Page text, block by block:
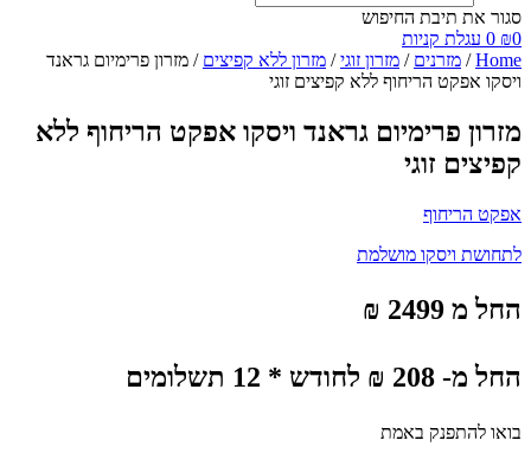
סגור את תיבת החיפוש
₪0
0 עגלת קניות
Home
/ מזרנים / מזרון זוגי/ מזרון ללא קפיצים / מזרון פרימיום גראנד
ויסקו אפקט הריחוף ללא קפיצים זוגי
מזרון פרימיום גראנד ויסקו אפקט הריחוף ללא
קפיצים זוגי
אפקט הריחוף
לתחושת ויסקו מושלמת
החל מ 2499 ₪
החל מ- 208 ₪ לחודש * 12 תשלומים
בואו להתפנק באמת